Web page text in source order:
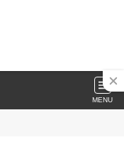
MENU